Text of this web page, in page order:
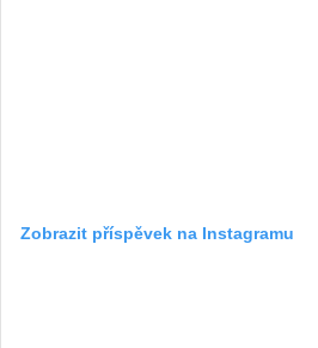
Zobrazit příspěvek na Instagramu